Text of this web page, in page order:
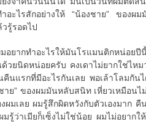
อะไรสักอย่างให้ “น้องชาย” ของผม
รู้รอดไป
อยากทำอะไรให้มันโรแมนติกหน่อยปี
วยนิดหน่อยครับ คงเดาไม่ยากใช่ไหม
นแรกที่มีอะไรกันเลย พอเล้าโลมกัน
าย” ของผมมันหลับสนิท เหี่ยวเหมือนไ
มเลย ผมรู้สึกผิดหวังกับตัวเองมาก
าเมียก็เซ็งไม่ใช่น้อย ผมไม่อยากให้